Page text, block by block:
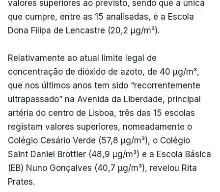
valores superiores ao previsto, sendo que a única
que cumpre, entre as 15 analisadas, é a Escola
Dona Filipa de Lencastre (20,2 µg/m³).
Relativamente ao atual limite legal de
concentração de dióxido de azoto, de 40 µg/m³,
que nos últimos anos tem sido “recorrentemente
ultrapassado” na Avenida da Liberdade, principal
artéria do centro de Lisboa, três das 15 escolas
registam valores superiores, nomeadamente o
Colégio Cesário Verde (57,8 µg/m³), o Colégio
Saint Daniel Brottier (48,9 µg/m³) e a Escola Básica
(EB) Nuno Gonçalves (40,7 µg/m³), revelou Rita
Prates.